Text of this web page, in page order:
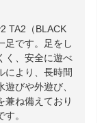
TA2（BLACK
足です。足をし
く、安全に遊べ
により、長時間
びや外遊び、
兼ね備えており
。